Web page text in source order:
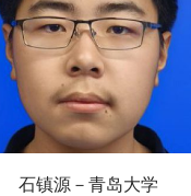
石镇源－青岛大学